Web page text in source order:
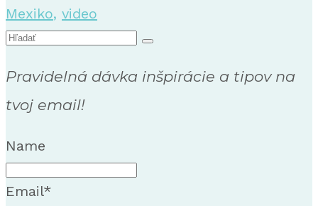
Mexiko, video
Search
Pravidelná dávka inšpirácie a tipov na
tvoj email!
Name
Email*